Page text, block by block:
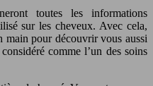
toutes les informations
sur les cheveux. Avec cela,
main pour découvrir vous aussi
comme l’un des soins